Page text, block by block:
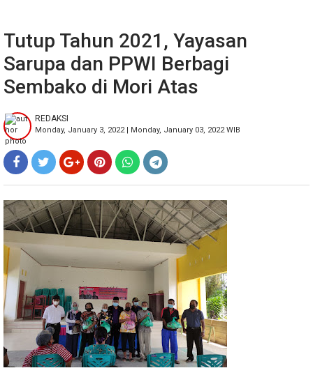
Tutup Tahun 2021, Yayasan
Sarupa dan PPWI Berbagi
Sembako di Mori Atas
REDAKSI
Monday, January 3, 2022 | Monday, January 03, 2022 WIB